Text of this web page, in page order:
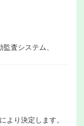
査システム、
より決定します。